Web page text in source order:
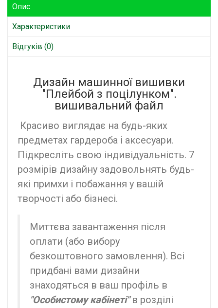
Опис
Характеристики
Відгуків (0)
Дизайн машинної вишивки
"Плейбой з поцілунком".
вишивальний файл
Красиво виглядає на будь-яких
предметах гардероба і аксесуари.
Підкресліть свою індивідуальність. 7
розмірів дизайну задовольнять будь-
які примхи і побажання у вашій
творчості або бізнесі.
Миттєва завантаження після
оплати (або вибору
безкоштовного замовлення). Всі
придбані вами дизайни
знаходяться в ваш профіль в
"Особистому кабінеті"в розділі